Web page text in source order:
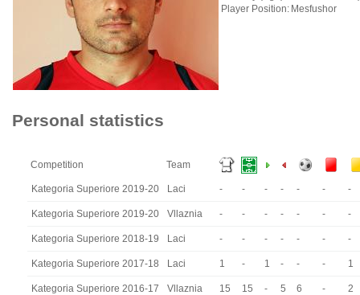
Player Position: Mesfushor
Personal statistics
Competition Team
Kategoria Superiore 2019-20 Laci - - - - - - -
Kategoria Superiore 2019-20 Vllaznia - - - - - - -
Kategoria Superiore 2018-19 Laci - - - - - - -
Kategoria Superiore 2017-18 Laci 1 - 1 - - - 1
Kategoria Superiore 2016-17 Vllaznia 15 15 - 5 6 - 2